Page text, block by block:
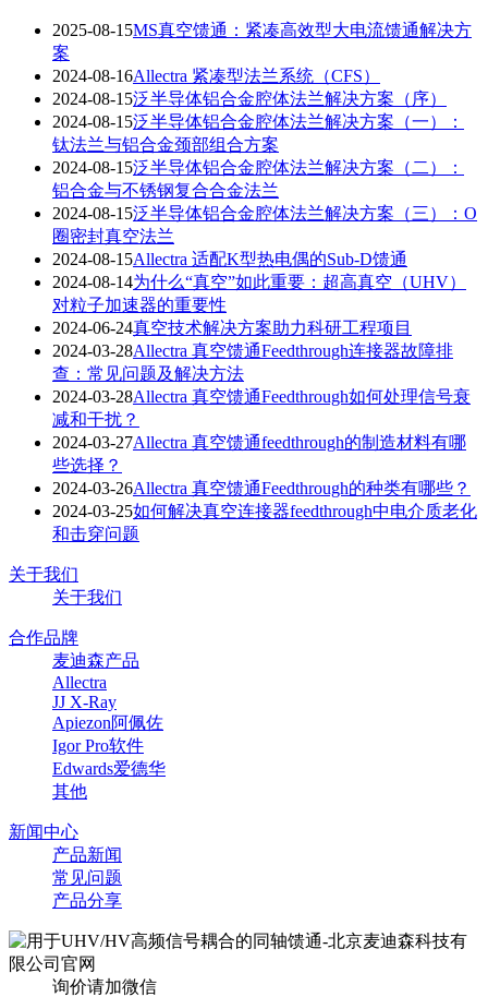
2025-08-15MS真空馈通：紧凑高效型大电流馈通解决方
案
2024-08-16Allectra 紧凑型法兰系统（CFS）
2024-08-15泛半导体铝合金腔体法兰解决方案（序）
2024-08-15泛半导体铝合金腔体法兰解决方案（一）：
钛法兰与铝合金颈部组合方案
2024-08-15泛半导体铝合金腔体法兰解决方案（二）：
铝合金与不锈钢复合合金法兰
2024-08-15泛半导体铝合金腔体法兰解决方案（三）：O
圈密封真空法兰
2024-08-15Allectra 适配K型热电偶的Sub-D馈通
2024-08-14为什么“真空”如此重要：超高真空（UHV）
对粒子加速器的重要性
2024-06-24真空技术解决方案助力科研工程项目
2024-03-28Allectra 真空馈通Feedthrough连接器故障排
查：常见问题及解决方法
2024-03-28Allectra 真空馈通Feedthrough如何处理信号衰
减和干扰？
2024-03-27Allectra 真空馈通feedthrough的制造材料有哪
些选择？
2024-03-26Allectra 真空馈通Feedthrough的种类有哪些？
2024-03-25如何解决真空连接器feedthrough中电介质老化
和击穿问题
关于我们
关于我们
合作品牌
麦迪森产品
Allectra
JJ X-Ray
Apiezon阿佩佐
Igor Pro软件
Edwards爱德华
其他
新闻中心
产品新闻
常见问题
产品分享
询价请加微信